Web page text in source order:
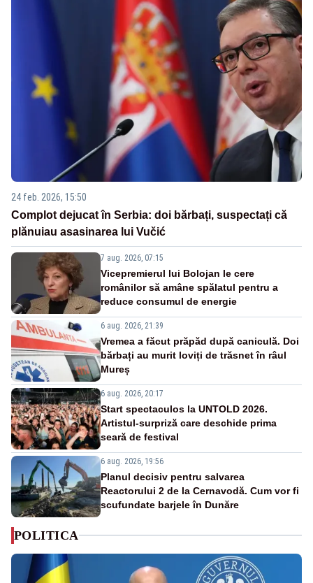
24 feb. 2026, 15:50
Complot dejucat în Serbia: doi bărbați, suspectați că
plănuiau asasinarea lui Vučić
7 aug. 2026, 07:15
Vicepremierul lui Bolojan le cere
românilor să amâne spălatul pentru a
reduce consumul de energie
6 aug. 2026, 21:39
Vremea a făcut prăpăd după caniculă. Doi
bărbați au murit loviți de trăsnet în râul
Mureș
6 aug. 2026, 20:17
Start spectaculos la UNTOLD 2026.
Artistul-surpriză care deschide prima
seară de festival
6 aug. 2026, 19:56
Planul decisiv pentru salvarea
Reactorului 2 de la Cernavodă. Cum vor fi
scufundate barjele în Dunăre
POLITICA